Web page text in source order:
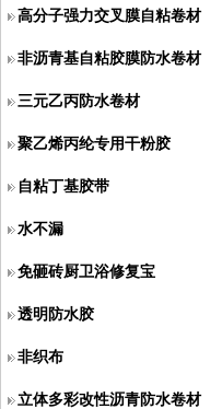
高分子强力交叉膜自粘卷材
非沥青基自粘胶膜防水卷材
三元乙丙防水卷材
聚乙烯丙纶专用干粉胶
自粘丁基胶带
水不漏
免砸砖厨卫浴修复宝
透明防水胶
非织布
立体多彩改性沥青防水卷材